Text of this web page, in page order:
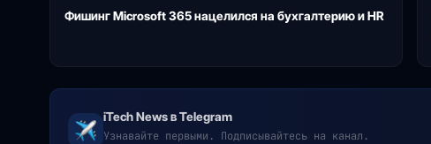
Фишинг Microsoft 365 нацелился на бухгалтерию и HR
iTech News в Telegram
Узнавайте первыми. Подписывайтесь на канал.